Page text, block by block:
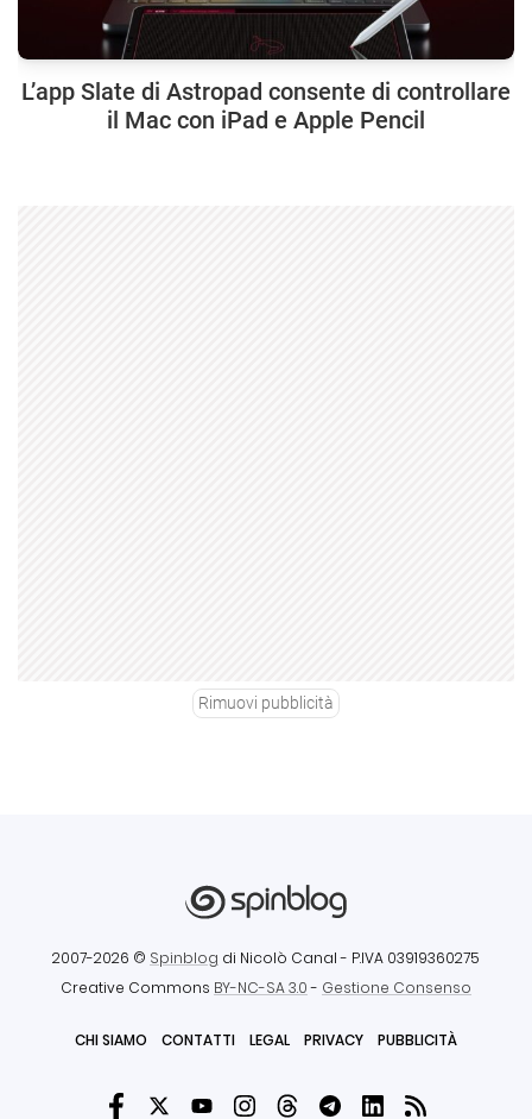
L’app Slate di Astropad consente di controllare
il Mac con iPad e Apple Pencil
Rimuovi pubblicità
2007-2026 © Spinblog di Nicolò Canal - P.IVA 03919360275
Creative Commons BY-NC-SA 3.0- Gestione Consenso
CHI SIAMO CONTATTI LEGAL PRIVACY PUBBLICITÀ